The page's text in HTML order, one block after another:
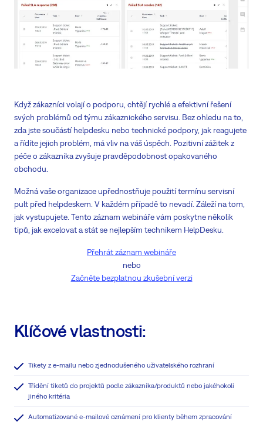
Když zákazníci volají o podporu, chtějí rychlé a efektivní řešení
svých problémů od týmu zákaznického servisu. Bez ohledu na to,
zda jste součástí helpdesku nebo technické podpory, jak reagujete
a řídíte jejich problém, má vliv na váš úspěch. Pozitivní zážitek z
péče o zákazníka zvyšuje pravděpodobnost opakovaného
obchodu.
Možná vaše organizace upřednostňuje použití termínu servisní
pult před helpdeskem. V každém případě to nevadí. Záleží na tom,
jak vystupujete. Tento záznam webináře vám poskytne několik
tipů, jak excelovat a stát se nejlepším technikem HelpDesku.
Přehrát záznam webináře
nebo
Začněte bezplatnou zkušební verzi
Klíčové vlastnosti:
Tikety z e-mailu nebo zjednodušeného uživatelského rozhraní
Třídění tiketů do projektů podle zákazníka/produktů nebo jakéhokoli
jiného kritéria
Automatizované e-mailové oznámení pro klienty během zpracování